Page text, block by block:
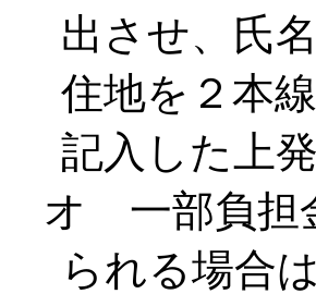
出させ、氏
住地を２本
記入した上
オ 一部負担
られる場合